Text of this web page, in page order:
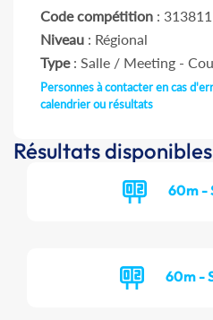
Code compétition : 313811
Niveau : Régional
Type: Salle / Meeting -
Personnes à contacter en cas
calendrier ou résultats
Résultats disponibles
60m -
60m -